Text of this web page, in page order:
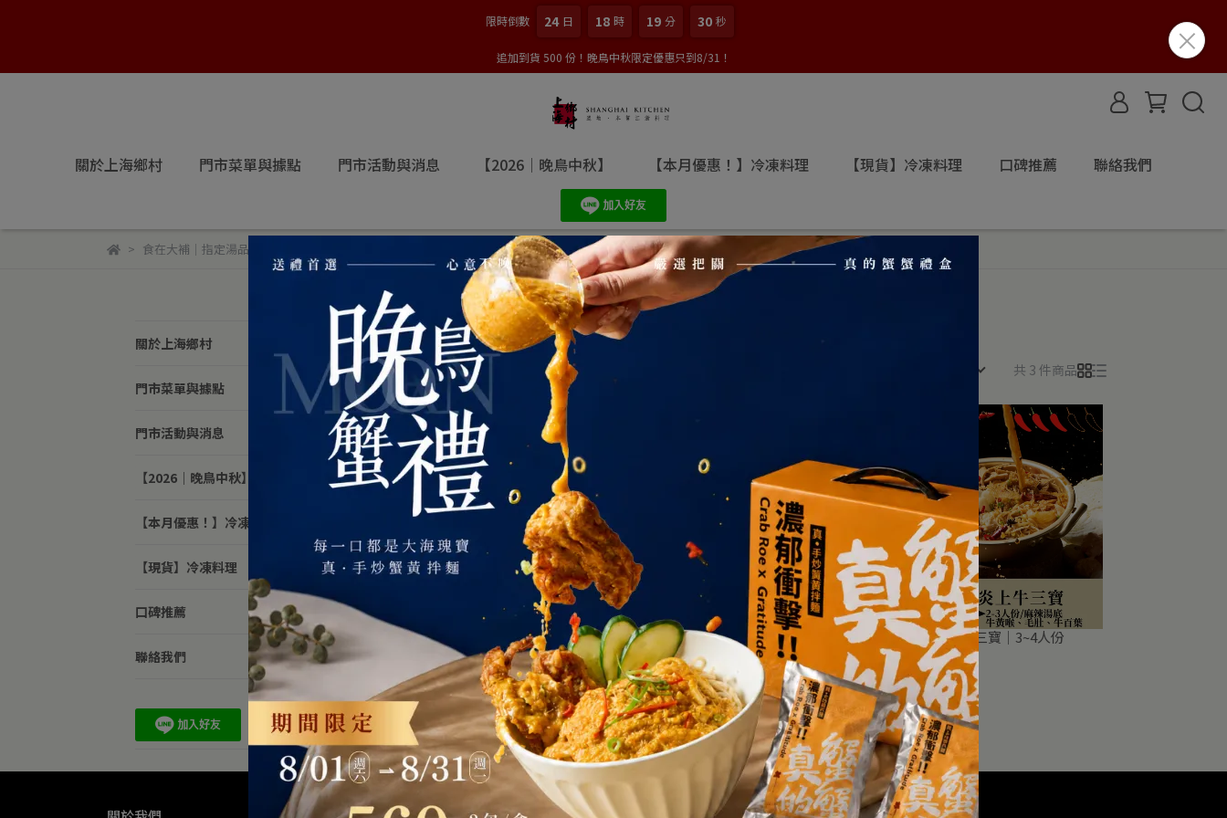
限時倒數 24 日 18 時 19 分 29 秒
追加到貨 500 份！晚鳥中秋限定優惠只到8/31！
關於上海鄉村 門市菜單與據點 門市活動與消息 【2026｜晚鳥中秋】 【本月優惠！】冷凍料理 【現貨】冷凍料理 口碑推薦 聯絡我們
食在大補｜指定湯品現折300元
關於上海鄉村
門市菜單與據點
門市活動與消息
【2026｜晚鳥中秋】
【本月優惠！】冷凍料理
【現貨】冷凍料理
口碑推薦
聯絡我們
食在大補｜指定湯品現折300元
預設排序 價格 共 3 件商品
【現貨】白燒砂鍋魚頭（2022亞太年
度十大菜點）｜4~6人份
NT$1,299
【現貨】有料酸菜魚｜3~4人份
NT$899
【現貨】炎上牛三寶｜3~4人份
NT$899